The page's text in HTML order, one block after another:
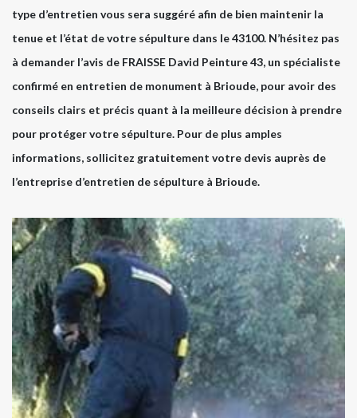
type d’entretien vous sera suggéré afin de bien maintenir la
tenue et l’état de votre sépulture dans le 43100. N’hésitez pas
à demander l’avis de FRAISSE David Peinture 43, un spécialiste
confirmé en entretien de monument à Brioude, pour avoir des
conseils clairs et précis quant à la meilleure décision à prendre
pour protéger votre sépulture. Pour de plus amples
informations, sollicitez gratuitement votre devis auprès de
l’entreprise d’entretien de sépulture à Brioude.